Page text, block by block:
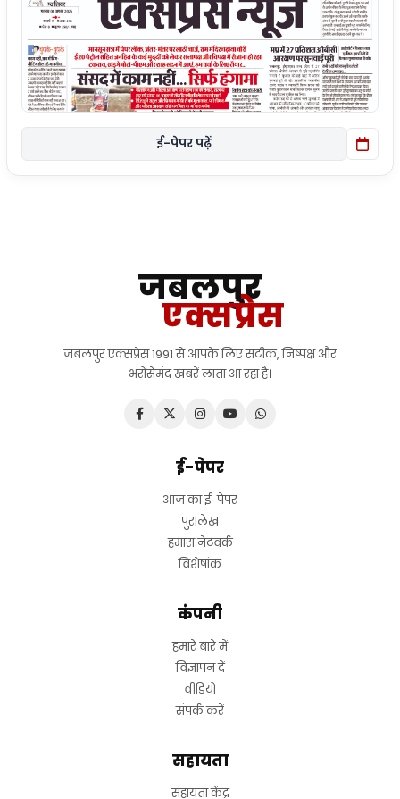
ई-पेपर पढ़ें
जबलपुर
एक्सप्रेस
जबलपुर एक्सप्रेस 1991 से आपके लिए सटीक, निष्पक्ष और
भरोसेमंद खबरें लाता आ रहा है।
ई-पेपर
आज का ई-पेपर
पुरालेख
हमारा नेटवर्क
विशेषांक
कंपनी
हमारे बारे में
विज्ञापन दें
वीडियो
संपर्क करें
सहायता
सहायता केंद्र